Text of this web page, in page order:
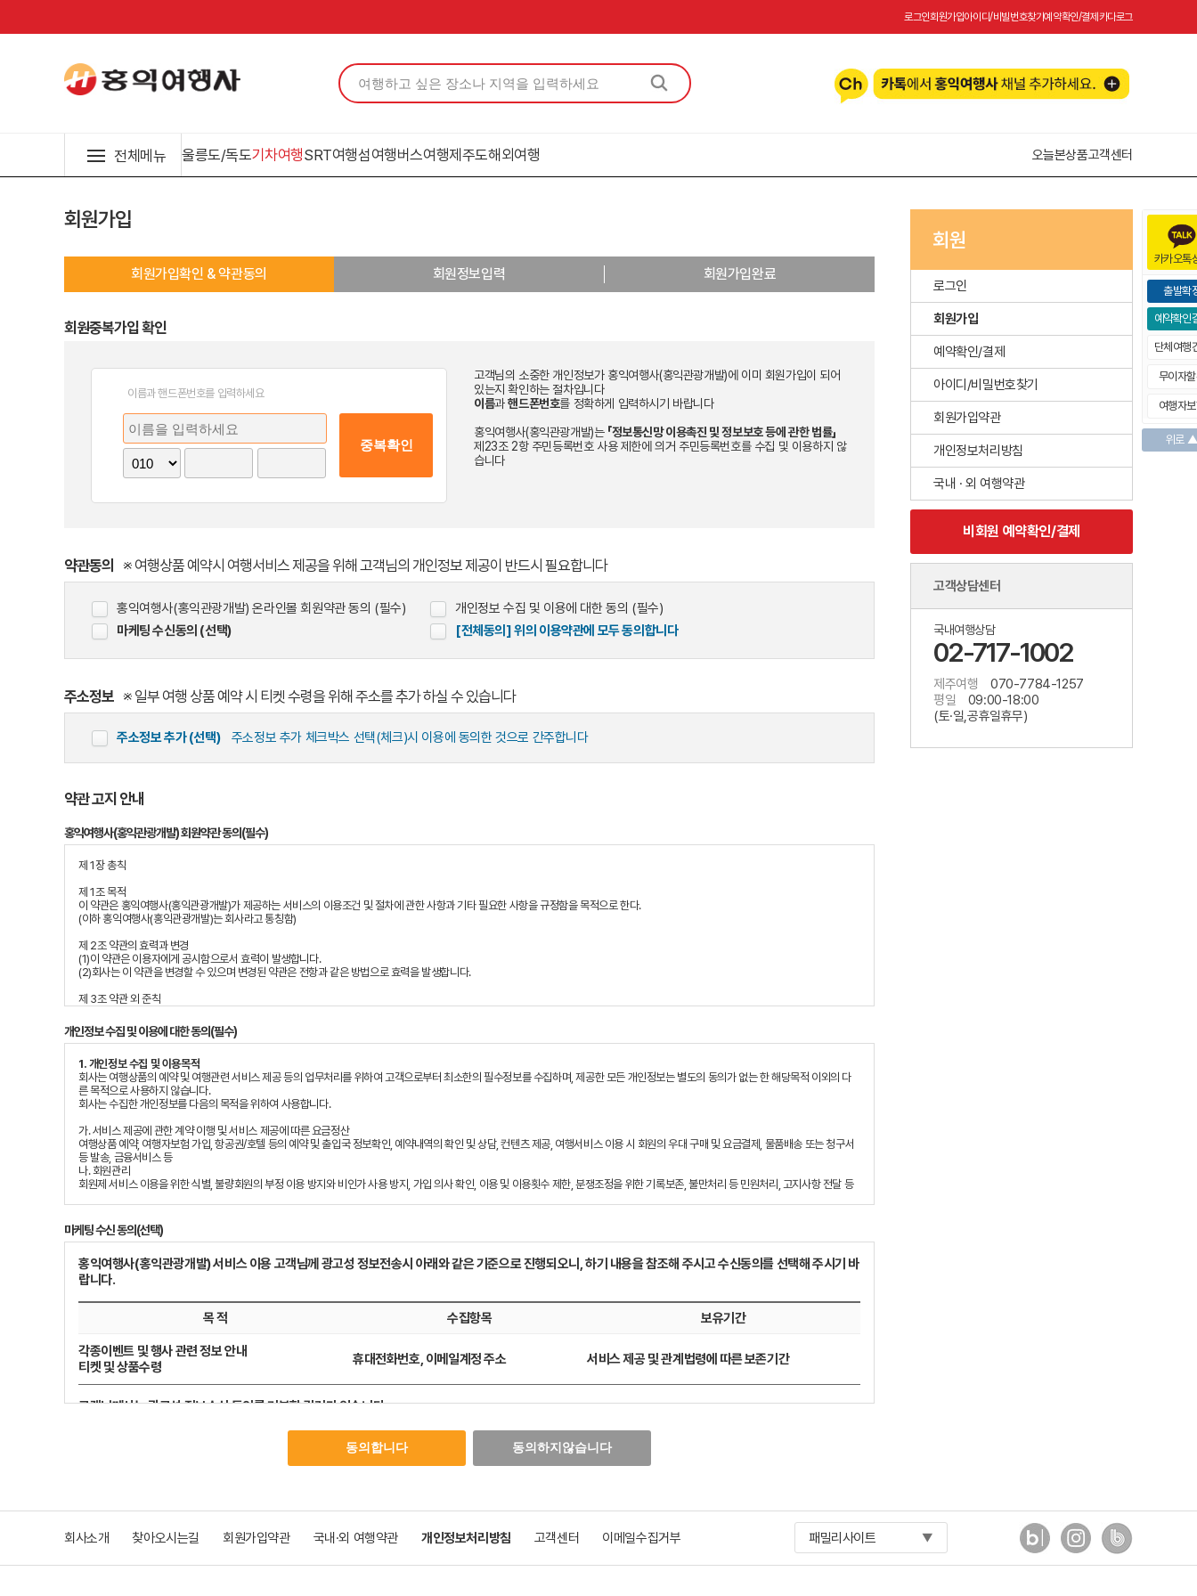
로그인회원가입아이디/비빌번호찾기예약확인/결제 카다로그
전체메뉴 울릉도/독도기차여행SRT여행섬여행버스여행제주도해외여행 오늘본상품고객센터
카카오톡
출발확
예약확인
단체여행
무이자
여행자
위로
회원가입
회원가입확인 & 약관동의 회원정보입력 회원가입완료
회원중복가입 확인
이름과 핸드폰번호를 입력하세요
고객님의 소중한 개인정보가 홍익여행사(홍익관광개발)에 이미 회원가입이 되어
있는지 확인하는 절차입니다
이름과핸드폰번호를 정확하게 입력하시기 바랍니다
홍익여행사(홍익관광개발)는 「정보통신망 이용촉진 및 정보보호 등에 관한 법률」
제23조 2항 주민등록번호 사용 제한에 의거 주민등록번호를 수집 및 이용하지 않
습니다
약관동의 ※ 여행상품 예약시 여행서비스 제공을 위해 고객님의 개인정보 제공이 반드시 필요합니다
홍익여행사(홍익관광개발) 온라인몰 회원약관 동의 (필수)
개인정보 수집 및 이용에 대한 동의 (필수)
마케팅 수신동의 (선택)
[전체동의] 위의 이용약관에 모두 동의합니다
주소정보 ※ 일부 여행 상품 예약 시 티켓 수령을 위해 주소를 추가 하실 수 있습니다
주소정보 추가 (선택) 주소정보 추가 체크박스 선택(체크)시 이용에 동의한 것으로 간주합니다
약관 고지 안내
홍익여행사(홍익관광개발) 회원약관 동의(필수)
제 1장 총칙
제 1조 목적
이 약관은 홍익여행사(홍익관광개발)가 제공하는 서비스의 이용조건 및 절차에 관한 사항과 기타 필요한 사항을 규정함을 목적으로 한다.
(이하 홍익여행사(홍익관광개발)는 회사라고 통칭함)
제 2조 약관의 효력과 변경
(1)이 약관은 이용자에게 공시함으로서 효력이 발생합니다.
(2)회사는 이 약관을 변경할 수 있으며 변경된 약관은 전항과 같은 방법으로 효력을 발생합니다.
제 3조 약관 외 준칙
제 2장 서비스 이용 및 계약
제 4조 이용계약의 성립
(1)이용 계약은 이용자의 회원신청에 대한 회사의 이용승낙과 이용자의 약관내용에 대한 동의로 성립됩니다.
(2)회원에 가입하여 서비스를 이용하고자 하는 희망자는 회사에서 요청하는 개인신상정보를 제공해야 합니다.
(3)회사는 다음 각 호에 해당하는 이용계약신청에 대하여는 이를 승낙하지 아니합니다.
1. 이용 신청 시 필요내용을 허위로 기재하여 신청한 경우
2. 사회의 안녕, 질서 또는 미풍양속을 저해할 목적으로 신청한 경우
3. 기타 회사가 정한 이용 신청요건이 미비하였을 때
제 5조 서비스 이용
(2)회사는 서비스를 일정범위로 분할하여 각 범위별로 이용가능시간을 별도로 정할 수 있으며 이 경우 그 내용을 사전에 공지합니다.
(3)회사는 다음 각 호에 해당하는 경우 서비스 제공을 중지할 수 있습니다.
2.전기통신사업법에 규정된 기간통신사업자가 전기통신서비스를 중지했을 경우
3.회사는 국가비상사태, 정전, 서비스 설비의 장애 또는 서비스 이용의 폭주 등으로 정상적인 서비스 이용에 지장이 있는 때에는 서비스의 전부 또는 일부를 제한하거나 정지할 수 있습니다.
제 6조 약관 외 준칙
이 약관에 명시되지 않은 사항이 관계법령에 규정되어 있을 경우에는 그 규정에 따릅니다.
제 3장 책임의 한계
제 7조 회사의 의무
(1)회사는 특별한 사정이 없는 한 이용자가 신청한 서비스 제공 개시 일에 서비스를 이용할 수 있도록 합니다.
(2)회사는 약관에서 정한 바에 따라 계속적, 안정적으로 서비스를 제공할 의무가 있습니다.
(1)아이디와 비밀 번호에 관한 모든 관리의 책임은 회원에게 있습니다.
제 9조 계약해지 및 이용제한
개인정보 수집 및 이용에 대한 동의(필수)
1. 개인정보 수집 및 이용목적
회사는 여행상품의 예약 및 여행관련 서비스 제공 등의 업무처리를 위하여 고객으로부터 최소한의 필수정보를 수집하며, 제공한 모든 개인정보는 별도의 동의가 없는 한 해당목적 이외의 다
른 목적으로 사용하지 않습니다.
회사는 수집한 개인정보를 다음의 목적을 위하여 사용합니다.
가. 서비스 제공에 관한 계약 이행 및 서비스 제공에 따른 요금정산
여행상품 예약, 여행자보험 가입, 항공권/호텔 등의 예약 및 출입국 정보확인, 예약내역의 확인 및 상담, 컨텐츠 제공, 여행서비스 이용 시 회원의 우대 구매 및 요금결제, 물품배송 또는 청구서
등 발송, 금융서비스 등
나. 회원관리
회원제 서비스 이용을 위한 식별, 불량회원의 부정 이용 방지와 비인가 사용 방지, 가입 의사 확인, 이용 및 이용횟수 제한, 분쟁조정을 위한 기록보존, 불만처리 등 민원처리, 고지사항 전달 등
가. 회사는 적법한 절차와 법적 기준에 의거하여 고객의 개인정보를 수집하고 있으며, 고객의 서비스이용에 필요한 최소한의 정보만을 수집하고 있습니다.
정보통신망법과 개인정보보호법에 의거하여 수집, 이용을 제한하고 있습니다.
나. 회사는 고객의 인권을 침해할 우려가 있는 민감한 개인정보항목(인종, 종교, 사상, 정치적 성향, 건강상태 등)은 수집하지 않습니다.
구분 개인정보 내역 용도 보유 및 이용기간
필수정보
아이디, 비밀번호
이름, 이메일
휴대전화번호
3. 동의를 거부할 권리 및 동의를 거부할 경우의 불이익
개인정보 주체자는 개인정보 수집, 이용에 대한 동의를 거부할 권리가 있습니다. 동의를 거부할 경우 회원가입이 불가함을 알려드립니다.
마케팅 수신 동의(선택)
홍익여행사(홍익관광개발) 서비스 이용 고객님께 광고성 정보전송시 아래와 같은 기준으로 진행되오니, 하기 내용을 참조해 주시고 수신동의를 선택해 주시기 바
랍니다.
목 적 수집항목 보유기간
각종이벤트 및 행사 관련 정보 안내
티켓 및 상품수령
휴대전화번호, 이메일계정 주소 서비스 제공 및 관계법령에 따른 보존기간
고객님께서는 광고성 정보수신 동의를 거부할 권리가 있습니다.
회원
로그인
회원가입
예약확인/결제
아이디/비밀번호찾기
회원가입약관
개인정보처리방침
국내 · 외 여행약관
비회원 예약확인/결제
고객상담센터
국내여행상담
02-717-1002
제주여행
070-7784-1257
평일
09:00-18:00
(토·일,공휴일휴무)
회사소개 찾아오시는길 회원가입약관 국내·외 여행약관 개인정보처리방침 고객센터 이메일수집거부 패밀리사이트 ▼